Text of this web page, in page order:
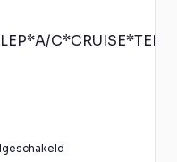
C*CRUISE*TEL*